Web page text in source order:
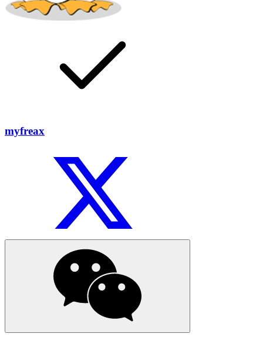
myfreax